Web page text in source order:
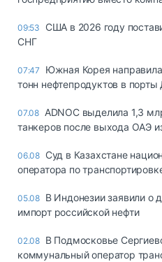
09:53
США в 2026 году
СНГ
07:47
Южная Корея
тонн нефтепродуктов в
07.08 ADNOC выделила 1,3
танкеров после выхода ОАЭ
06.08 Суд в Казахстане
оператора по
05.08 В Индонезии заявили о
импорт российской нефти
02.08 В Подмосковье
коммунальный оператор